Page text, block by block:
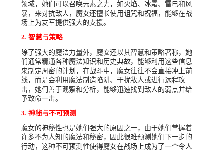
领域，她们可以召唤元素之力，如火焰、冰霜、雷电和风
暴，来对抗敌人，魔女还擅长使用诅咒和祝福，能够在战
场上为友军提供强大的支援。
2. 智慧与策略
除了强大的魔法力量外，魔女还以其智慧和策略著称，她
们通常精通各种魔法知识和历史典故，能够利用这些信息
来制定周密的计划，在战斗中，魔女往往不会直接冲上前
线，而是会利用魔法制造陷阱、干扰敌人或进行远程攻
击，她们善于观察和分析，能够迅速找到敌人的弱点并给
予致命一击。
3. 神秘与不可预测
魔女的神秘性也是她们强大的原因之一，由于她们掌握着
许多不为人知的魔法和秘密，因此很难预测她们下一步的
行动，这种不可预测性使得魔女在战场上成为了一个令人